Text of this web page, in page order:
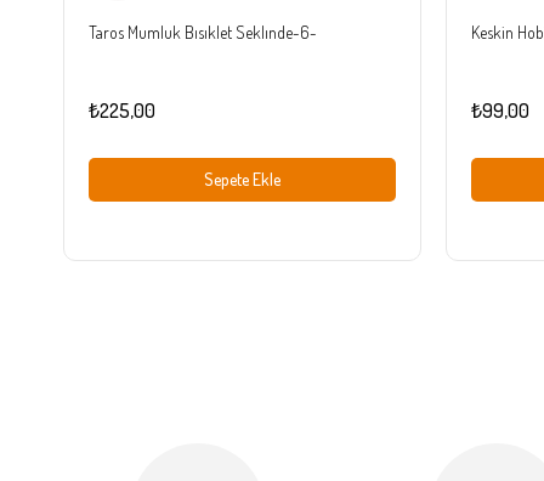
Taros Mumluk Bısıklet Seklınde-6-
₺225,00
Sepete Ekle
Keskin
₺99,00